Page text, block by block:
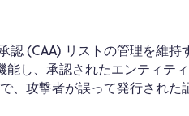
認 (CAA) リストの管理を維持
し、承認されたエンティテ
、攻撃者が誤って発行された